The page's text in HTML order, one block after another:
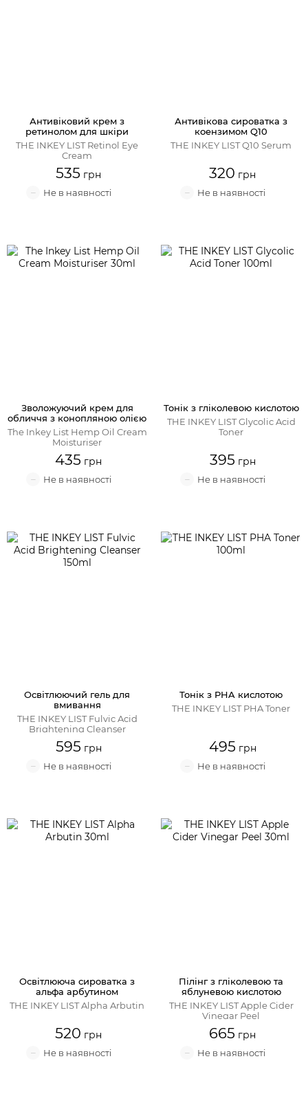
Антивіковий крем з
ретинолом для шкіри
навколо очей
THE INKEY LIST Retinol Eye
Cream
535
Антивікова сироватка з
коензимом Q10
THE INKEY LIST Q10 Serum
320
Зволожуючий крем для
обличчя з конопляною олією
The Inkey List Hemp Oil Cream
Moisturiser
435
Тонік з гліколевою кислотою
THE INKEY LIST Glycolic Acid
Toner
395
Освітлюючий гель для
вмивання
THE INKEY LIST Fulvic Acid
Brightening Cleanser
595
Тонік з PHA кислотою
THE INKEY LIST PHA Toner
495
Освітлююча сироватка з
альфа арбутином
THE INKEY LIST Alpha Arbutin
520
Пілінг з гліколевою та
яблуневою кислотою
THE INKEY LIST Apple Cider
Vinegar Peel
665